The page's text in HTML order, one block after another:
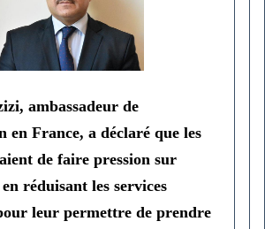
ambassadeur de
en France, a déclaré que les
de faire pression sur
en réduisant les services
leur permettre de prendre